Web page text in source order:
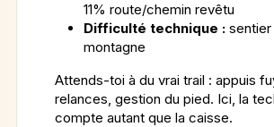
11% route/chemin revêtu
Difficulté technique : sentier
montagne
Attends-toi à du vrai trail : appuis
relances, gestion du pied. Ici, la
compte autant que la caisse.